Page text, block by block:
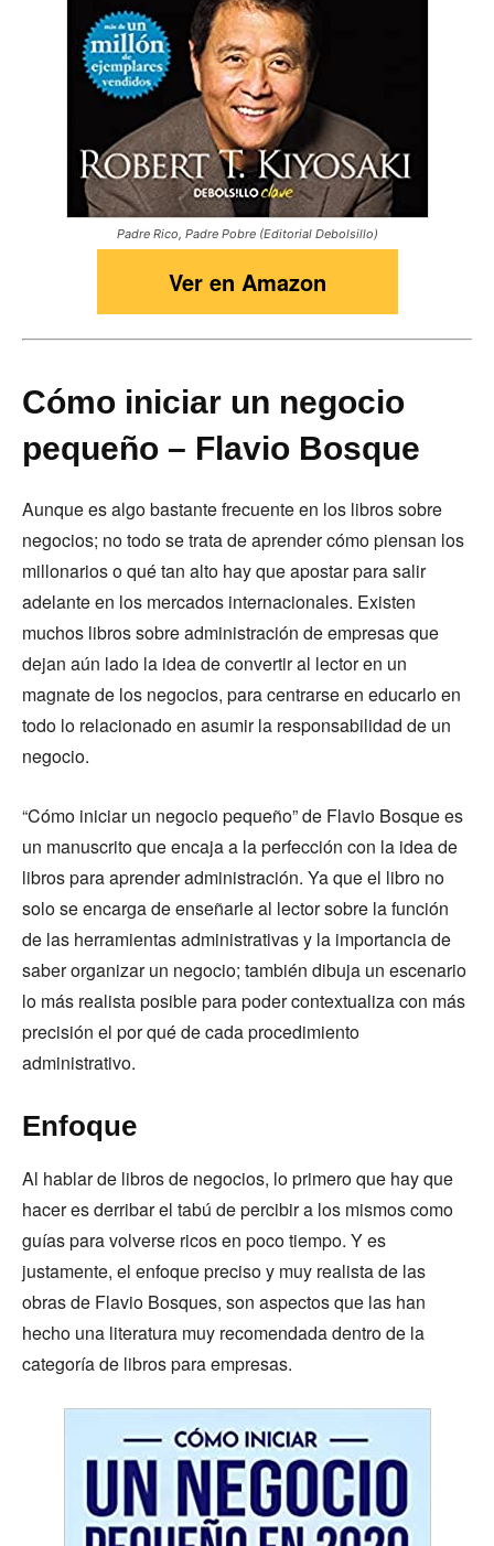
Padre Rico, Padre Pobre (Editorial Debolsillo)
Ver en Amazon
Cómo iniciar un negocio
pequeño – Flavio Bosque
Aunque es algo bastante frecuente en los libros sobre
negocios; no todo se trata de aprender cómo piensan los
millonarios o qué tan alto hay que apostar para salir
adelante en los mercados internacionales. Existen
muchos libros sobre administración de empresas que
dejan aún lado la idea de convertir al lector en un
magnate de los negocios, para centrarse en educarlo en
todo lo relacionado en asumir la responsabilidad de un
negocio.
“Cómo iniciar un negocio pequeño” de Flavio Bosque es
un manuscrito que encaja a la perfección con la idea de
libros para aprender administración. Ya que el libro no
solo se encarga de enseñarle al lector sobre la función
de las herramientas administrativas y la importancia de
saber organizar un negocio; también dibuja un escenario
lo más realista posible para poder contextualiza con más
precisión el por qué de cada procedimiento
administrativo.
Enfoque
Al hablar de libros de negocios, lo primero que hay que
hacer es derribar el tabú de percibir a los mismos como
guías para volverse ricos en poco tiempo. Y es
justamente, el enfoque preciso y muy realista de las
obras de Flavio Bosques, son aspectos que las han
hecho una literatura muy recomendada dentro de la
categoría de libros para empresas.